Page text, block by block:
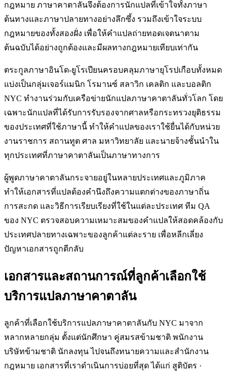
กฎหมาย ภาษาคาตาลันจึงต้องการนักแปลที่เข้าใจทั้งภาษา
ต้นทางและภาษาปลายทางอย่างลึกซึ้ง รวมถึงเข้าใจระบบ
กฎหมายของทั้งสองฝั่ง เพื่อให้คำแปลถ่ายทอดเจตนาตาม
ต้นฉบับได้อย่างถูกต้องและมีผลทางกฎหมายเทียบเท่ากัน
ตระกูลภาษาอินโด-ยูโรเปียนครอบคลุมภาษายุโรปเกือบทั้งหมด
แบ่งเป็นกลุ่มเจอร์แมนิก โรมานซ์ สลาวิก เคลติก และบอลติก
NYC ทำงานร่วมกับเครือข่ายนักแปลภาษาคาตาลันทั่วโลก โดย
เฉพาะนักแปลที่ได้รับการรับรองจากศาลหรือกระทรวงยุติธรรม
ของประเทศที่ใช้ภาษานี้ ทำให้คำแปลของเราใช้ยื่นได้กับหน่วย
งานราชการ สถานทูต ศาล มหาวิทยาลัย และนายจ้างชั้นนำใน
ทุกประเทศที่ภาษาคาตาลันเป็นภาษาทางการ
ผู้พูดภาษาคาตาลันกระจายอยู่ในหลายประเทศและภูมิภาค
ทำให้เอกสารที่แปลต้องคำนึงถึงความแตกต่างของภาษาถิ่น
การสะกด และวิธีการเรียบเรียงที่ใช้ในแต่ละประเทศ ทีม QA
ของ NYC ตรวจสอบความเหมาะสมของคำแปลให้สอดคล้องกับ
ประเทศปลายทางเฉพาะของลูกค้าแต่ละราย เพื่อหลีกเลี่ยง
ปัญหาเอกสารถูกตีกลับ
เอกสารและสถานการณ์ที่ลูกค้าเลือกใช้
บริการแปลภาษาคาตาลัน
ลูกค้าที่เลือกใช้บริการแปลภาษาคาตาลันกับ NYC มาจาก
หลากหลายกลุ่ม ตั้งแต่นักศึกษา คู่สมรสข้ามชาติ พนักงาน
บริษัทข้ามชาติ นักลงทุน ไปจนถึงทนายความและสำนักงาน
กฎหมาย เอกสารที่เราดำเนินการบ่อยที่สุด ได้แก่ สูติบัตร ·